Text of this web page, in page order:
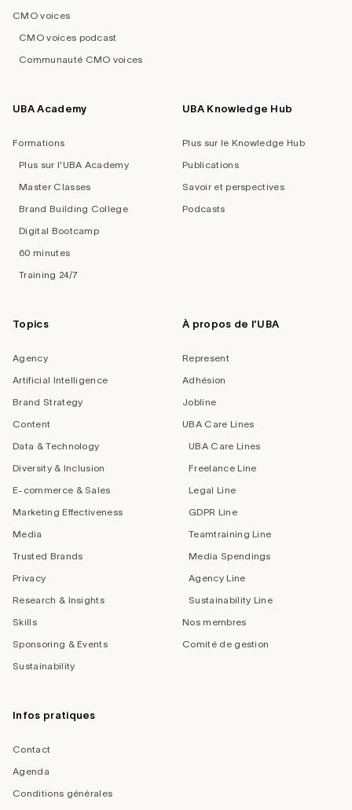
CMO voices
CMO voices podcast
Communauté CMO voices
UBA Academy
Formations
Plus sur l'UBA Academy
Master Classes
Brand Building College
Digital Bootcamp
60 minutes
Training 24/7
UBA Knowledge Hub
Plus sur le Knowledge Hub
Publications
Savoir et perspectives
Podcasts
Topics
Agency
Artificial Intelligence
Brand Strategy
Content
Data & Technology
Diversity & Inclusion
E-commerce & Sales
Marketing Effectiveness
Media
Trusted Brands
Privacy
Research & Insights
Skills
Sponsoring & Events
Sustainability
À propos de l'UBA
Represent
Adhésion
Jobline
UBA Care Lines
UBA Care Lines
Freelance Line
Legal Line
GDPR Line
Teamtraining Line
Media Spendings
Agency Line
Sustainability Line
Nos membres
Comité de gestion
Infos pratiques
Contact
Agenda
Conditions générales